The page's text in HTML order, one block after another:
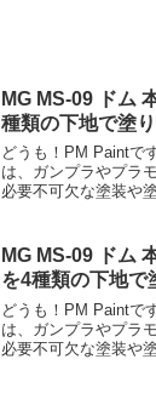
MG MS-09 ドム
種類の下地で塗
どうも！PM Paintで
は、ガンプラやプラ
必要不可欠な塗装や
ります。参考程度に
幸いです。動画でも
MG MS-09 ドム
を4種類の下地で
どうも！PM Paintで
は、ガンプラやプラ
必要不可欠な塗装や